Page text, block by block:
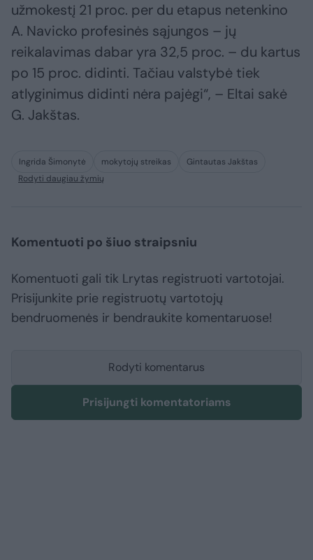
užmokestį 21 proc. per du etapus netenkino
A. Navicko profesinės sąjungos – jų
reikalavimas dabar yra 32,5 proc. – du kartus
po 15 proc. didinti. Tačiau valstybė tiek
atlyginimus didinti nėra pajėgi“, – Eltai sakė
G. Jakštas.
Ingrida Šimonytė mokytojų streikas
Gintautas Jakštas
Rodyti daugiau žymių
Komentuoti po šiuo straipsniu
Komentuoti gali tik Lrytas registruoti vartotojai.
Prisijunkite prie registruotų vartotojų
bendruomenės ir bendraukite komentaruose!
Rodyti komentarus
Prisijungti komentatoriams